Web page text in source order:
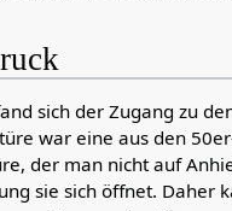
sich der Zugang zu
war eine aus den
der man nicht auf
sie sich öffnet. Daher